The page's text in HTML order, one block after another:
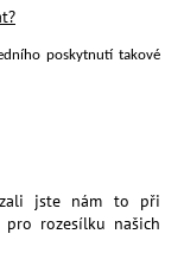
poskytnutí takové
jste nám to při
pro rozesílku našich